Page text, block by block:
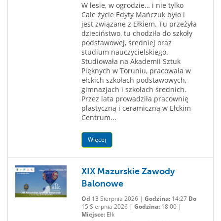
W lesie, w ogrodzie… i nie tylko
Całe życie Edyty Mańczuk było i
jest związane z Ełkiem. Tu przeżyła
dzieciństwo, tu chodziła do szkoły
podstawowej, średniej oraz
studium nauczycielskiego.
Studiowała na Akademii Sztuk
Pięknych w Toruniu, pracowała w
ełckich szkołach podstawowych,
gimnazjach i szkołach średnich.
Przez lata prowadziła pracownię
plastyczną i ceramiczną w Ełckim
Centrum...
Więcej
XIX Mazurskie Zawody
Balonowe
Od 13 Sierpnia 2026 | Godzina:14:27 Do
15 Sierpnia 2026 | Godzina:18:00 |
Miejsce:Ełk